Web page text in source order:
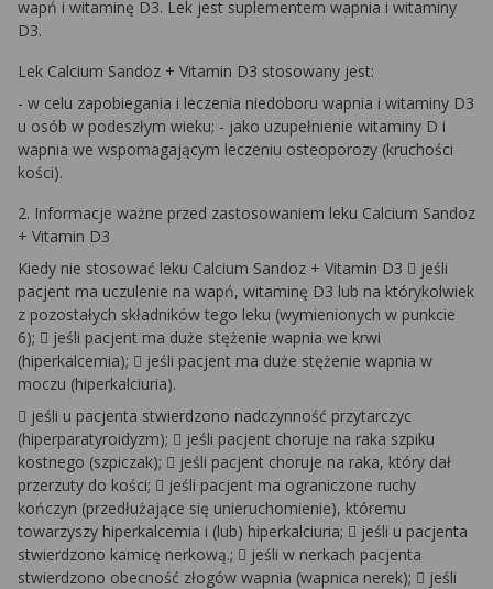
wapń i witaminę D3. Lek jest suplementem wapnia i witaminy
D3.
Lek Calcium Sandoz + Vitamin D3 stosowany jest:
- w celu zapobiegania i leczenia niedoboru wapnia i witaminy D3
u osób w podeszłym wieku; - jako uzupełnienie witaminy D i
wapnia we wspomagającym leczeniu osteoporozy (kruchości
kości).
2. Informacje ważne przed zastosowaniem leku Calcium Sandoz
+ Vitamin D3
Kiedy nie stosować leku Calcium Sandoz + Vitamin D3  jeśli
pacjent ma uczulenie na wapń, witaminę D3 lub na którykolwiek
z pozostałych składników tego leku (wymienionych w punkcie
6);  jeśli pacjent ma duże stężenie wapnia we krwi
(hiperkalcemia);  jeśli pacjent ma duże stężenie wapnia w
moczu (hiperkalciuria).
 jeśli u pacjenta stwierdzono nadczynność przytarczyc
(hiperparatyroidyzm);  jeśli pacjent choruje na raka szpiku
kostnego (szpiczak);  jeśli pacjent choruje na raka, który dał
przerzuty do kości;  jeśli pacjent ma ograniczone ruchy
kończyn (przedłużające się unieruchomienie), któremu
towarzyszy hiperkalcemia i (lub) hiperkalciuria;  jeśli u pacjenta
stwierdzono kamicę nerkową.;  jeśli w nerkach pacjenta
stwierdzono obecność złogów wapnia (wapnica nerek);  jeśli